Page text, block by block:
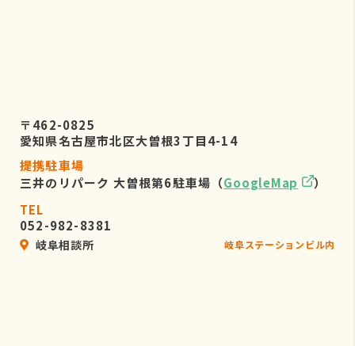
〒462-0825
愛知県名古屋市北区大曽根3丁目4-14
提携駐車場
三井のリパーク 大曽根第6駐車場（GoogleMap
）
TEL
052-982-8381
岐阜相談所 岐阜ステーションビル内